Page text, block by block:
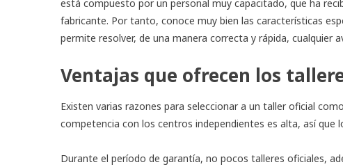
está compuesto por un personal muy capacitado, que ha
fabricante. Por tanto, conoce muy bien las características
permite resolver, de una manera correcta y rápida, cualquier
Ventajas que ofrecen los
Existen varias razones para seleccionar a un taller oficial
competencia con los centros independientes es alta, así que
Durante el período de garantía, no pocos talleres oficiales,